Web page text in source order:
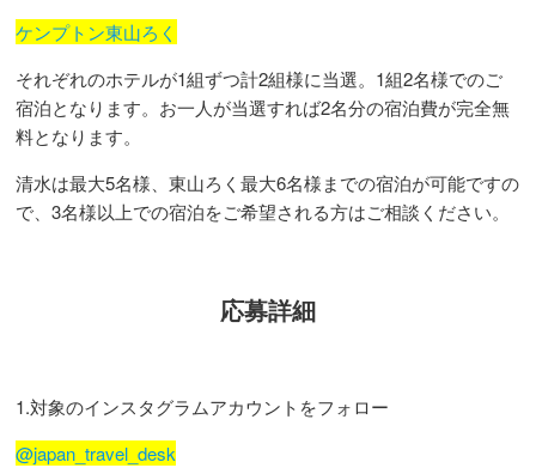
ケンプトン東山ろく
それぞれのホテルが1組ずつ計2組様に当選。1組2名様でのご
宿泊となります。お一人が当選すれば2名分の宿泊費が完全無
料となります。
清水は最大5名様、東山ろく最大6名様までの宿泊が可能ですの
で、3名様以上での宿泊をご希望される方はご相談ください。
応募詳細
1.対象のインスタグラムアカウントをフォロー
@japan_travel_desk